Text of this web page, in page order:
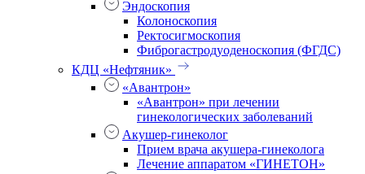
Эндоскопия
Колоноскопия
Ректосигмоскопия
Фиброгастродуоденоскопия (ФГДС)
КДЦ «Нефтяник»
«Авантрон»
«Авантрон» при лечении
гинекологических заболеваний
Акушер-гинеколог
Прием врача акушера-гинеколога
Лечение аппаратом «ГИНЕТОН»